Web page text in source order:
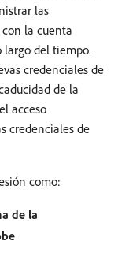
las
la cuenta
del tiempo.
credenciales de
de la
acceso
credenciales de
como:
de la